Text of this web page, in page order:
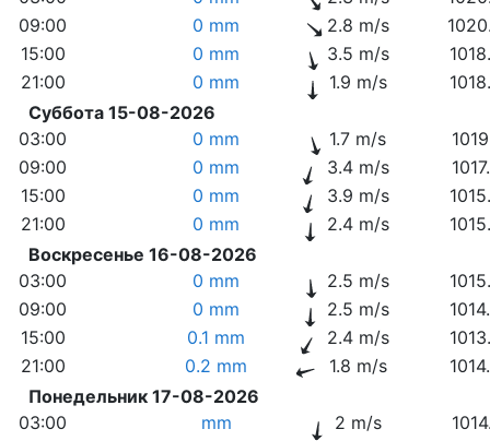
09:00
0 mm 2.8 m/s
15:00
0 mm 3.5 m/s
21:00
0 mm 1.9 m/s
Суббота 15-08-2026
03:00
0 mm 1.7 m/s
09:00
0 mm 3.4 m/s
15:00
0 mm 3.9 m/s
21:00
0 mm 2.4 m/s
Воскресенье 16-08-2026
03:00
0 mm 2.5 m/s
09:00
0 mm 2.5 m/s
15:00
0.1 mm 2.4 m/s
21:00
0.2 mm 1.8 m/s
Понедельник 17-08-2026
03:00
mm 2 m/s